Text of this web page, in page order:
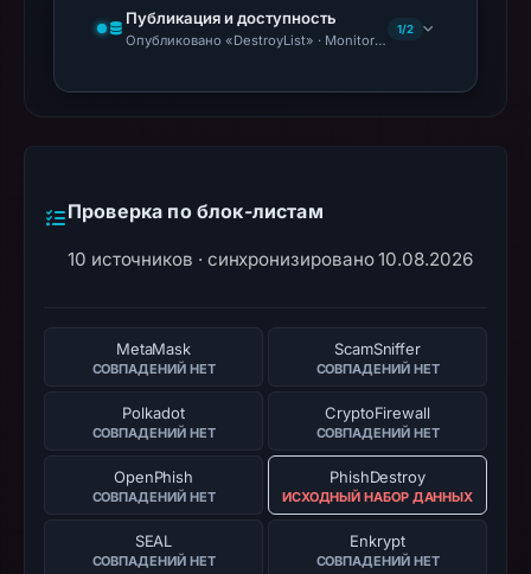
Публикация и доступность
Опубликовано «DestroyList» · Monitoring Continues
1/2
Проверка по блок-листам
10 источников · синхронизировано 10.08.2026
MetaMask
СОВПАДЕНИЙ НЕТ
ScamSniffer
СОВПАДЕНИЙ НЕТ
Polkadot
СОВПАДЕНИЙ НЕТ
CryptoFirewall
СОВПАДЕНИЙ НЕТ
OpenPhish
СОВПАДЕНИЙ НЕТ
PhishDestroy
ИСХОДНЫЙ НАБОР ДАННЫХ
SEAL
СОВПАДЕНИЙ НЕТ
Enkrypt
СОВПАДЕНИЙ НЕТ